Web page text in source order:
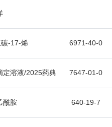
-17-烯 6971-40-0
定溶液/2025药典 7647-01-0
酰胺 640-19-7